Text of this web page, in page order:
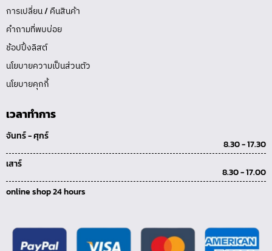
การเปลี่ยน / คืนสินค้า
คำถามที่พบบ่อย
ช้อปปิ้งลิสต์
นโยบายความเป็นส่วนตัว
นโยบายคุกกี้
เวลาทำการ
จันทร์ - ศุกร์
8.30 - 17.30
เสาร์
8.30 - 17.00
online shop 24 hours